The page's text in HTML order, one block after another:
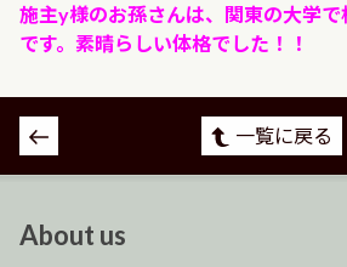
施主y様のお孫さんは、関東の大学で
です。素晴らしい体格でした！！
投
稿
ゲ
一覧に戻る
About us